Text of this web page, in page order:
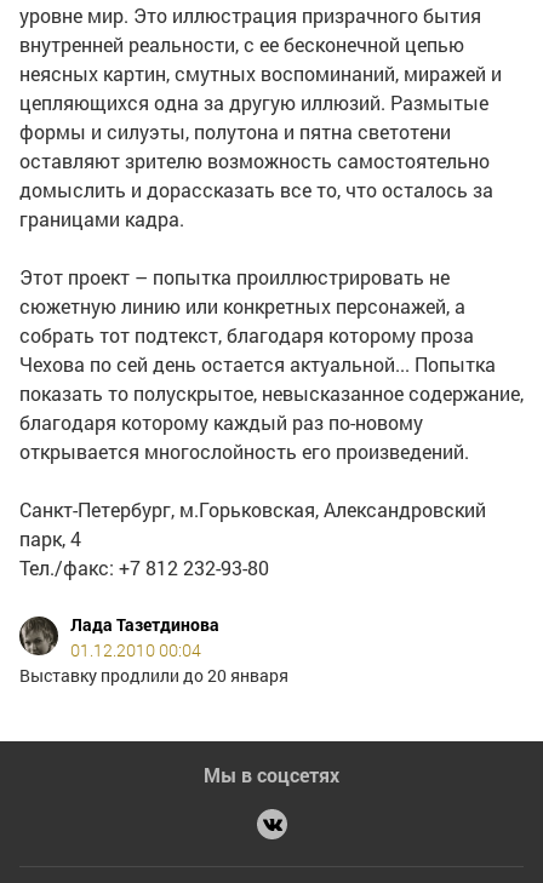
уровне мир. Это иллюстрация призрачного бытия
внутренней реальности, с ее бесконечной цепью
неясных картин, смутных воспоминаний, миражей и
цепляющихся одна за другую иллюзий. Размытые
формы и силуэты, полутона и пятна светотени
оставляют зрителю возможность самостоятельно
домыслить и дорассказать все то, что осталось за
границами кадра.
Этот проект – попытка проиллюстрировать не
сюжетную линию или конкретных персонажей, а
собрать тот подтекст, благодаря которому проза
Чехова по сей день остается актуальной... Попытка
показать то полускрытое, невысказанное содержание,
благодаря которому каждый раз по-новому
открывается многослойность его произведений.
Санкт-Петербург, м.Горьковская, Александровский
парк, 4
Тел./факс: +7 812 232-93-80
Лада Тазетдинова
01.12.2010 00:04
Выставку продлили до 20 января
Мы в соцсетях